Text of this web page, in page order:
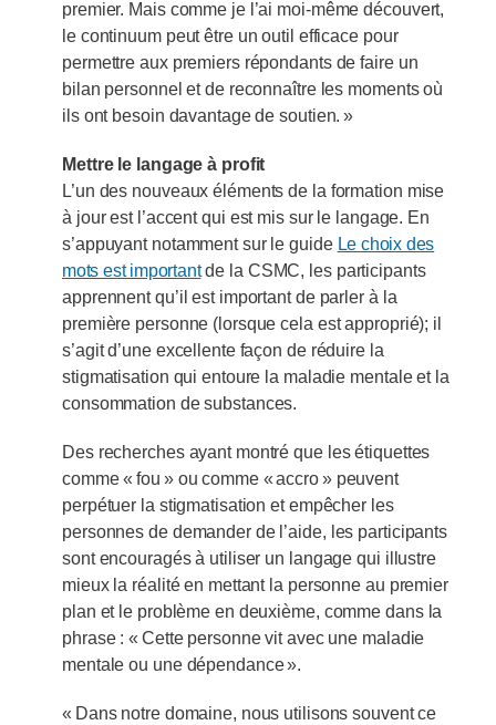
premier. Mais comme je l’ai moi-même découvert,
le continuum peut être un outil efficace pour
permettre aux premiers répondants de faire un
bilan personnel et de reconnaître les moments où
ils ont besoin davantage de soutien. »
Mettre le langage à profit
L’un des nouveaux éléments de la formation mise
à jour est l’accent qui est mis sur le langage. En
s’appuyant notamment sur le guide Le choix des
mots est importantde la CSMC, les participants
apprennent qu’il est important de parler à la
première personne (lorsque cela est approprié); il
s’agit d’une excellente façon de réduire la
stigmatisation qui entoure la maladie mentale et la
consommation de substances.
Des recherches ayant montré que les étiquettes
comme « fou » ou comme « accro » peuvent
perpétuer la stigmatisation et empêcher les
personnes de demander de l’aide, les participants
sont encouragés à utiliser un langage qui illustre
mieux la réalité en mettant la personne au premier
plan et le problème en deuxième, comme dans la
phrase : « Cette personne vit avec une maladie
mentale ou une dépendance ».
« Dans notre domaine, nous utilisons souvent ce